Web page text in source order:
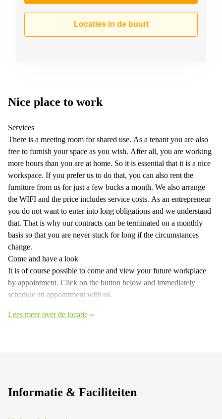
Locaties in de buurt
Nice place to work
Services
There is a meeting room for shared use. As a tenant you are also
free to furnish your space as you wish. After all, you are working
more hours than you are at home. So it is essential that it is a nice
workspace. If you prefer us to do that, you can also rent the
furniture from us for just a few bucks a month. We also arrange
the WIFI and the price includes service costs. As an entrepreneur
you do not want to enter into long obligations and we understand
that. That is why our contracts can be terminated on a monthly
basis so that you are never stuck for long if the circumstances
change.
Come and have a look
It is of course possible to come and view your future workplace
by appointment. Click on the button below and immediately
schedule an appointment with us.
Lees meer over de locatie
Informatie & Faciliteiten